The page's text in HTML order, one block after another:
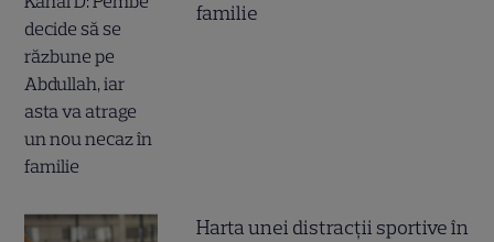
familie
Harta unei distracții sportive în